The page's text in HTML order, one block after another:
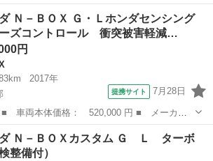
Ｎ－ＢＯＸ ■ グレード名： Ｇ・Ｌパ
ドア／プライバシーガラス／スマートキー
BOX
Ｎ－ＢＯＸ Ｇ・Ｌホンダセンシング
ズコントロール 衝突被害軽減…
円
2017年
提携サイト 7月28日
Ｎ－ＢＯＸ ■ グレード名： Ｇ・Ｌホ
ズコントロール 衝突被害軽減ブレーキ 車
BOX
Ｎ－ＢＯＸカスタム Ｇ Ｌ ターボ
整備付）